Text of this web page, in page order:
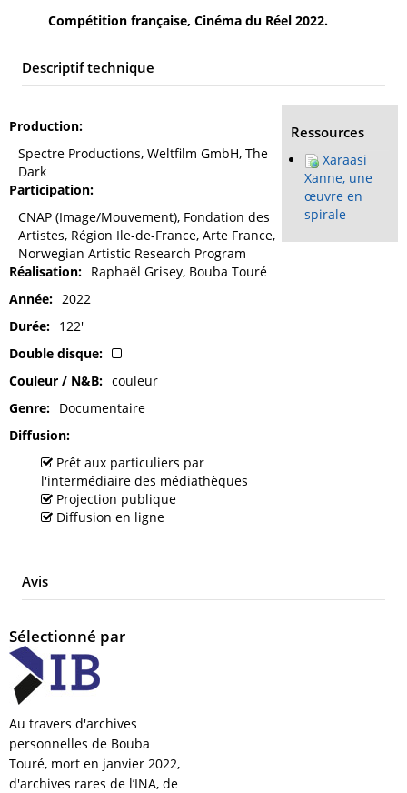
Compétition française, Cinéma du Réel 2022.
Descriptif technique
Production
Spectre Productions, Weltfilm GmbH, The
Dark
Participation
CNAP (Image/Mouvement), Fondation des
Artistes, Région Ile-de-France, Arte France,
Norwegian Artistic Research Program
Réalisation
Raphaël Grisey, Bouba Touré
Année
2022
Durée
122'
Double disque
Couleur / N&B
couleur
Genre
Documentaire
Diffusion
Prêt aux particuliers par
l'intermédiaire des médiathèques
Projection publique
Diffusion en ligne
Ressources
Xaraasi
Xanne, une
œuvre en
spirale
Avis
Sélectionné par
Au travers d'archives
personnelles de Bouba
Touré, mort en janvier 2022,
d'archives rares de l’INA, de